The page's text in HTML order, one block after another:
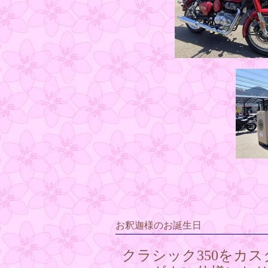
お釈迦様のお誕生日
クラシック350をカ